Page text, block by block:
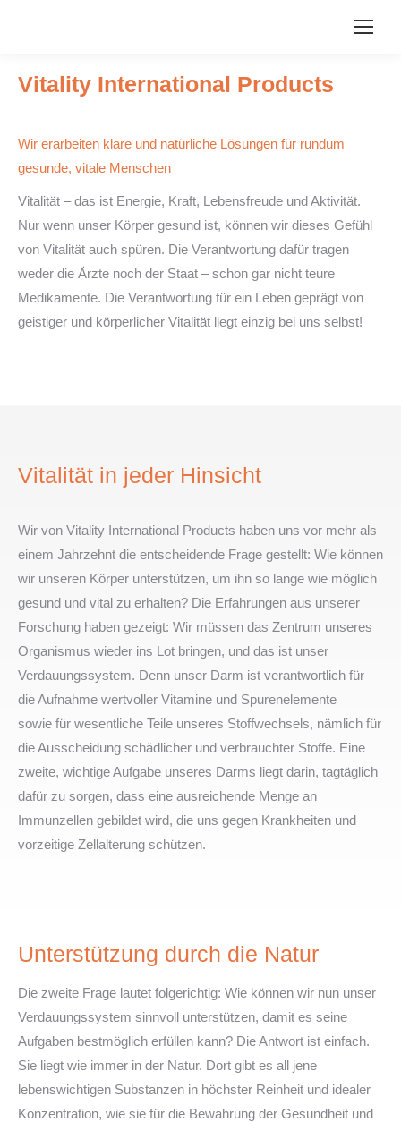
Vitality International Products
Wir erarbeiten klare und natürliche Lösungen für rundum
gesunde, vitale Menschen
Vitalität – das ist Energie, Kraft, Lebensfreude und Aktivität.
Nur wenn unser Körper gesund ist, können wir dieses Gefühl
von Vitalität auch spüren. Die Verantwortung dafür tragen
weder die Ärzte noch der Staat – schon gar nicht teure
Medikamente. Die Verantwortung für ein Leben geprägt von
geistiger und körperlicher Vitalität liegt einzig bei uns selbst!
Vitalität in jeder Hinsicht
Wir von Vitality International Products haben uns vor mehr als
einem Jahrzehnt die entscheidende Frage gestellt: Wie können
wir unseren Körper unterstützen, um ihn so lange wie möglich
gesund und vital zu erhalten? Die Erfahrungen aus unserer
Forschung haben gezeigt: Wir müssen das Zentrum unseres
Organismus wieder ins Lot bringen, und das ist unser
Verdauungssystem. Denn unser Darm ist verantwortlich für
die Aufnahme wertvoller Vitamine und Spurenelemente
sowie für wesentliche Teile unseres Stoffwechsels, nämlich für
die Ausscheidung schädlicher und verbrauchter Stoffe. Eine
zweite, wichtige Aufgabe unseres Darms liegt darin, tagtäglich
dafür zu sorgen, dass eine ausreichende Menge an
Immunzellen gebildet wird, die uns gegen Krankheiten und
vorzeitige Zellalterung schützen.
Unterstützung durch die Natur
Die zweite Frage lautet folgerichtig: Wie können wir nun unser
Verdauungssystem sinnvoll unterstützen, damit es seine
Aufgaben bestmöglich erfüllen kann? Die Antwort ist einfach.
Sie liegt wie immer in der Natur. Dort gibt es all jene
lebenswichtigen Substanzen in höchster Reinheit und idealer
Konzentration, wie sie für die Bewahrung der Gesundheit und